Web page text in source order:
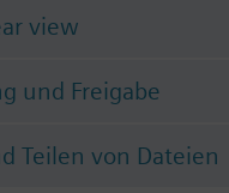
view
und Freigabe
Teilen von Dateien